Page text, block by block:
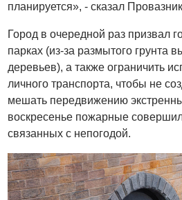
планируется», - сказал
Город в очередной раз призвал
парках (из-за размытого грунта
деревьев), а также ограничить
личного транспорта, чтобы не
мешать передвижению
воскресенье пожарные
связанных с непогодой.